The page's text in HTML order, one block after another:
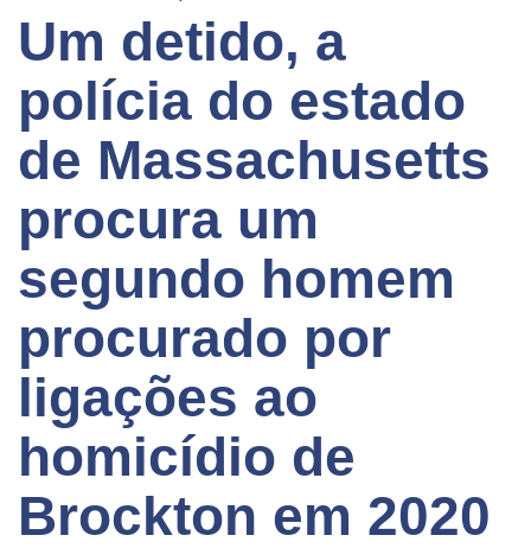
Um detido, a
polícia do estado
de Massachusetts
procura um
segundo homem
procurado por
ligações ao
homicídio de
Brockton em 2020